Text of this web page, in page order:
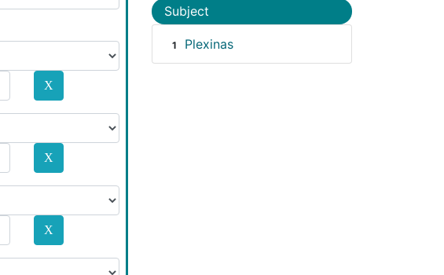
Subject
1 Plexinas